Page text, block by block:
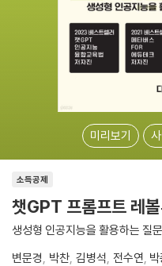
미리보기
소득공제
챗GPT 프롬프트 레
생성형 인공지능을 활용하는 질
변문경 박찬 김병석 전수연